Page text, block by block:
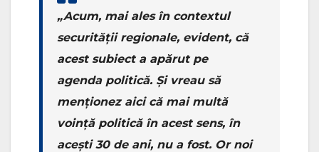
„Acum, mai ales în contextul
securității regionale, evident, că
acest subiect a apărut pe
agenda politică. Și vreau să
menționez aici că mai multă
voință politică în acest sens, în
acești 30 de ani, nu a fost. Or noi